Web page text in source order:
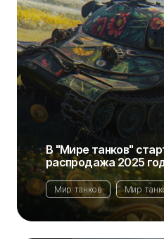
В "Мире танков"
распродажа 2025
Мир танков Мир